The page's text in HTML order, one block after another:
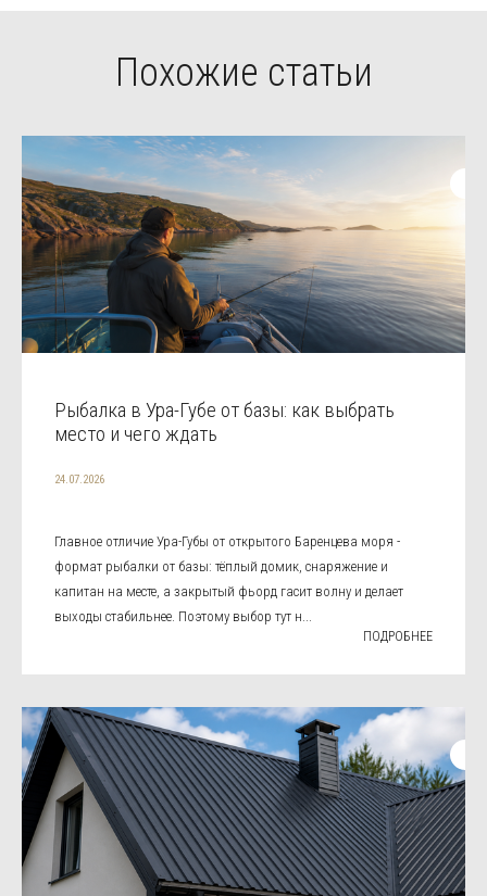
Похожие статьи
Рыбалка в Ура-Губе от базы: как выбрать
место и чего ждать
24.07.2026
Главное отличие Ура-Губы от открытого Баренцева моря -
формат рыбалки от базы: тёплый домик, снаряжение и
капитан на месте, а закрытый фьорд гасит волну и делает
выходы стабильнее. Поэтому выбор тут н...
ПОДРОБНЕЕ